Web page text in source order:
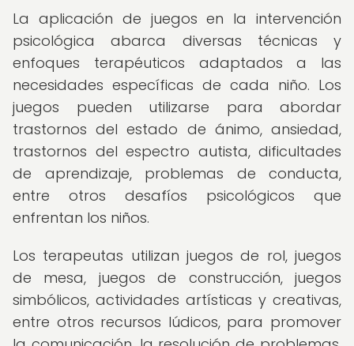
La aplicación de juegos en la intervención
psicológica abarca diversas técnicas y
enfoques terapéuticos adaptados a las
necesidades específicas de cada niño. Los
juegos pueden utilizarse para abordar
trastornos del estado de ánimo, ansiedad,
trastornos del espectro autista, dificultades
de aprendizaje, problemas de conducta,
entre otros desafíos psicológicos que
enfrentan los niños.
Los terapeutas utilizan juegos de rol, juegos
de mesa, juegos de construcción, juegos
simbólicos, actividades artísticas y creativas,
entre otros recursos lúdicos, para promover